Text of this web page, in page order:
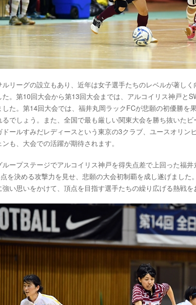
ルリーグの設立もあり、近年は女子選手たちのレベルが著し
た。第10回大会から第13回大会までは、アルコイリス神戸と
した。第14回大会では、福井丸岡ラックFCが悲願の初優勝を
るでしょう。また、全国で最も厳しい関東大会を勝ち抜いた
ドールすみだレディースという東京の3クラブ、ユースオリ
も、大会での活躍が期待されます。
ープステージでアルコイリス神戸を得失点差で上回った福
を決める攻撃力を見せ、悲願の大会初制覇を成し遂げまし
い思いをかけて、頂点を目指す選手たちの繰り広げる熱戦を